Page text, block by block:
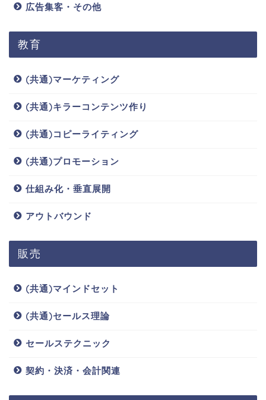
広告集客・その他
教育
(共通)マーケティング
(共通)キラーコンテンツ作り
(共通)コピーライティング
(共通)プロモーション
仕組み化・垂直展開
アウトバウンド
販売
(共通)マインドセット
(共通)セールス理論
セールステクニック
契約・決済・会計関連